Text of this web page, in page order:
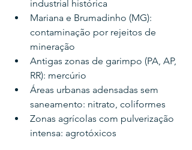
industrial histórica
Mariana e Brumadinho (MG):
contaminação por rejeitos de
mineração
Antigas zonas de garimpo (PA, AP,
RR): mercúrio
Áreas urbanas adensadas sem
saneamento: nitrato, coliformes
Zonas agrícolas com pulverização
intensa: agrotóxicos